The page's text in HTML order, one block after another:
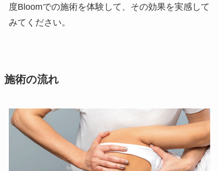
度Bloomでの施術を体験して、その効果を実感して
みてください。
施術の流れ